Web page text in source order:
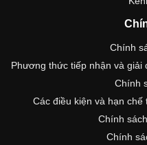
Chính
Phương thức tiếp nhận và giải
Chính
Các điều kiện và hạn
Chính
Chính